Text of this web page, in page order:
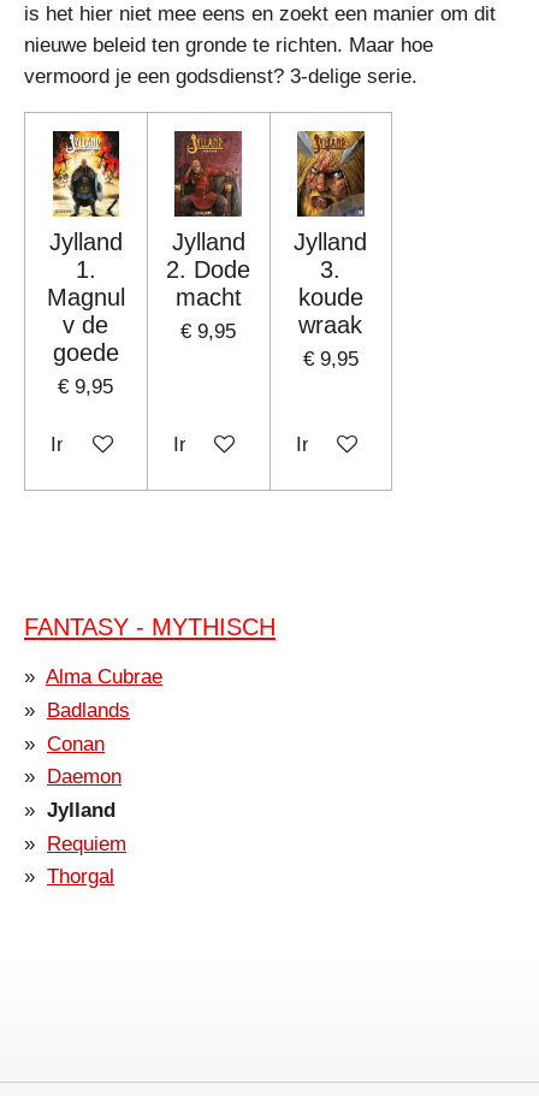
is het hier niet mee eens en zoekt een manier om dit
nieuwe beleid ten gronde te richten. Maar hoe
vermoord je een godsdienst? 3-delige serie.
Jylland
1.
Magnul
v de
goede
€ 9,95
In winkelwagen
Jylland
2. Dode
macht
€ 9,95
In winkelwagen
Jylland
3.
koude
wraak
€ 9,95
In winkelwagen
FANTASY - MYTHISCH
Alma Cubrae
Badlands
Conan
Daemon
Jylland
Requiem
Thorgal